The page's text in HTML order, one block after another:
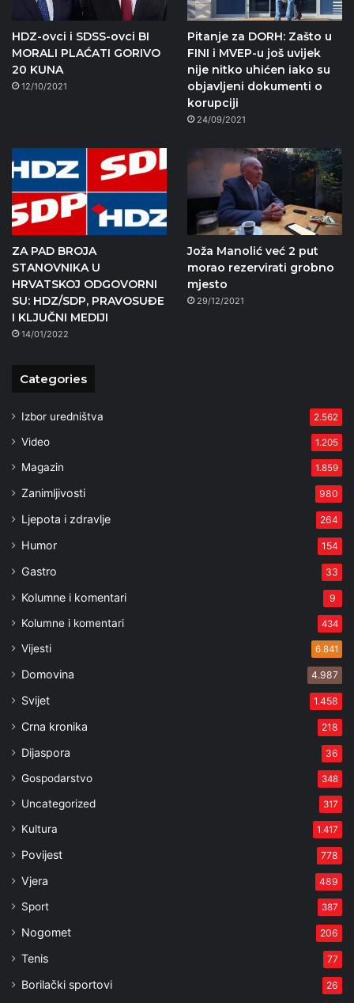
HDZ-ovci i SDSS-ovci BI
MORALI PLAĆATI GORIVO
20 KUNA
12/10/2021
Pitanje za DORH: Zašto u
FINI i MVEP-u još uvijek
nije nitko uhićen iako su
objavljeni dokumenti o
korupciji
24/09/2021
ZA PAD BROJA
STANOVNIKA U
HRVATSKOJ ODGOVORNI
SU: HDZ/SDP, PRAVOSUĐE
I KLJUČNI MEDIJI
14/01/2022
Joža Manolić već 2 put
morao rezervirati grobno
mjesto
29/12/2021
Categories
Izbor uredništva 2.562
Video 1.205
Magazin 1.859
Zanimljivosti 980
Ljepota i zdravlje 264
Humor 154
Gastro 33
Kolumne i komentari 9
Kolumne i komentari 434
Vijesti 6.841
Domovina 4.987
Svijet 1.458
Crna kronika 218
Dijaspora 36
Gospodarstvo 348
Uncategorized 317
Kultura 1.417
Povijest 778
Vjera 489
Sport 387
Nogomet 206
Tenis 77
Borilački sportovi 26